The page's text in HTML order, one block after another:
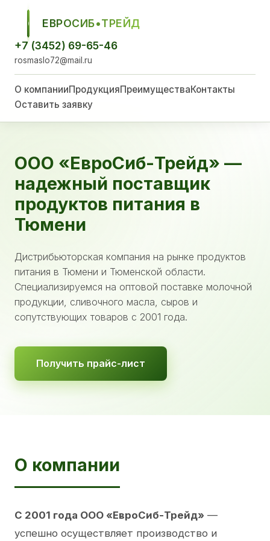
ЕСТ
ЕВРОСИБ•ТРЕЙД
+7 (3452) 69-65-46
rosmaslo72@mail.ru
О компанииПродукцияПреимуществаКонтакты
Оставить заявку
ООО «ЕвроСиб-Трейд» —
надежный поставщик
продуктов питания в
Тюмени
Дистрибьюторская компания на рынке продуктов
питания в Тюмени и Тюменской области.
Специализируемся на оптовой поставке молочной
продукции, сливочного масла, сыров и
сопутствующих товаров с 2001 года.
Получить прайс-лист
О компании
С 2001 года ООО «ЕвроСиб-Трейд» —
успешно осуществляет производство и